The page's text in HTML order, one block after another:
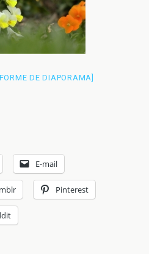
DE DIAPORAMA]
E-mail
Pinterest